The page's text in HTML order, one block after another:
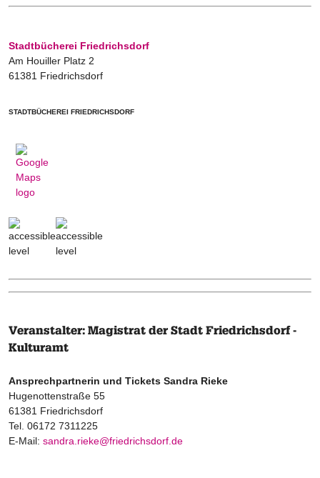
Stadtbücherei Friedrichsdorf
Am Houiller Platz 2
61381 Friedrichsdorf
STADTBÜCHEREI FRIEDRICHSDORF
Veranstalter: Magistrat der Stadt Friedrichsdorf -
Kulturamt
Ansprechpartnerin und Tickets Sandra Rieke
Hugenottenstraße 55
61381 Friedrichsdorf
Tel. 06172 7311225
E-Mail: sandra.rieke@friedrichsdorf.de